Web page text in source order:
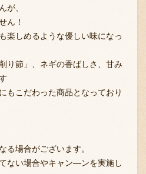
が、
ん！
楽しめるような優しい味になっ
り節」、ネギの香ばしさ、甘み
もこだわった商品となっており
る場合がございます。
ない場合やキャン―ンを実施し